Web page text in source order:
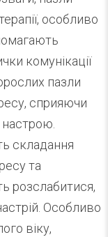
особливо
комунікації
пазли
сприяючи
складання
та
розслабитися,
Особливо
віку,